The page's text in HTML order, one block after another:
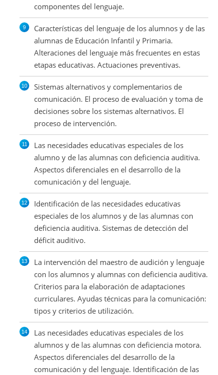
componentes del lenguaje.
Características del lenguaje de los alumnos y de las
alumnas de Educación Infantil y Primaria.
Alteraciones del lenguaje más frecuentes en estas
etapas educativas. Actuaciones preventivas.
Sistemas alternativos y complementarios de
comunicación. El proceso de evaluación y toma de
decisiones sobre los sistemas alternativos. El
proceso de intervención.
Las necesidades educativas especiales de los
alumno y de las alumnas con deficiencia auditiva.
Aspectos diferenciales en el desarrollo de la
comunicación y del lenguaje.
Identificación de las necesidades educativas
especiales de los alumnos y de las alumnas con
deficiencia auditiva. Sistemas de detección del
déficit auditivo.
La intervención del maestro de audición y lenguaje
con los alumnos y alumnas con deficiencia auditiva.
Criterios para la elaboración de adaptaciones
curriculares. Ayudas técnicas para la comunicación:
tipos y criterios de utilización.
Las necesidades educativas especiales de los
alumnos y de las alumnas con deficiencia motora.
Aspectos diferenciales del desarrollo de la
comunicación y del lenguaje. Identificación de las